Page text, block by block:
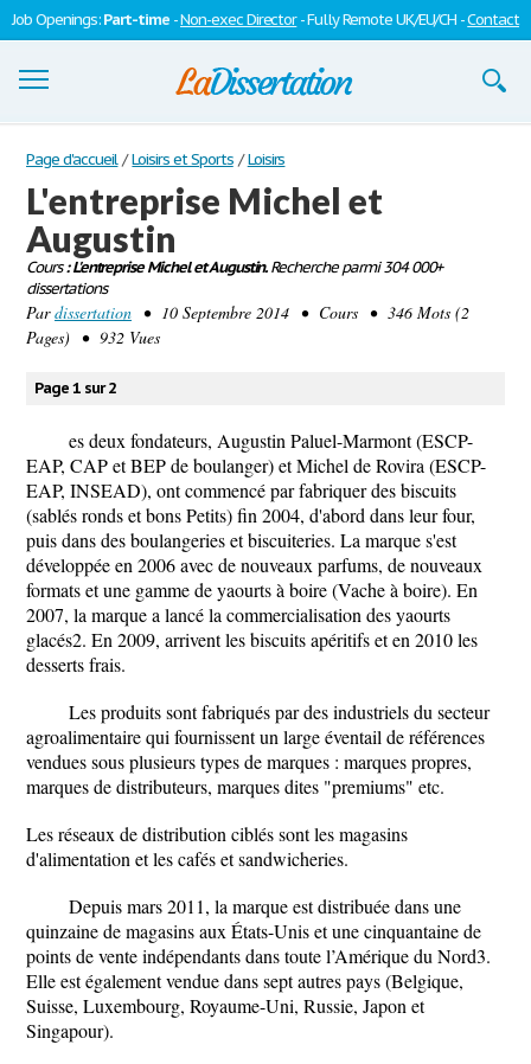
Job Openings:Part-time -Non-exec Director- Fully Remote UK/EU/CH -Contact
Dissertations
S'inscrire
Se connecter
Contactez-nous
Page d'accueil / Loisirs et Sports / Loisirs
L'entreprise Michel et
Augustin
Cours: L'entreprise Michel et Augustin.Recherche parmi 304 000+
dissertations
Pardissertation • 10 Septembre 2014 • Cours • 346 Mots (2
Pages) • 932 Vues
Page 1 sur 2
es deux fondateurs, Augustin Paluel-Marmont (ESCP-
EAP, CAP et BEP de boulanger) et Michel de Rovira (ESCP-
EAP, INSEAD), ont commencé par fabriquer des biscuits
(sablés ronds et bons Petits) fin 2004, d'abord dans leur four,
puis dans des boulangeries et biscuiteries. La marque s'est
développée en 2006 avec de nouveaux parfums, de nouveaux
formats et une gamme de yaourts à boire (Vache à boire). En
2007, la marque a lancé la commercialisation des yaourts
glacés2. En 2009, arrivent les biscuits apéritifs et en 2010 les
desserts frais.
Les produits sont fabriqués par des industriels du secteur
agroalimentaire qui fournissent un large éventail de références
vendues sous plusieurs types de marques : marques propres,
marques de distributeurs, marques dites "premiums" etc.
Les réseaux de distribution ciblés sont les magasins
d'alimentation et les cafés et sandwicheries.
Depuis mars 2011, la marque est distribuée dans une
quinzaine de magasins aux États-Unis et une cinquantaine de
points de vente indépendants dans toute l’Amérique du Nord3.
Elle est également vendue dans sept autres pays (Belgique,
Suisse, Luxembourg, Royaume-Uni, Russie, Japon et
Singapour).